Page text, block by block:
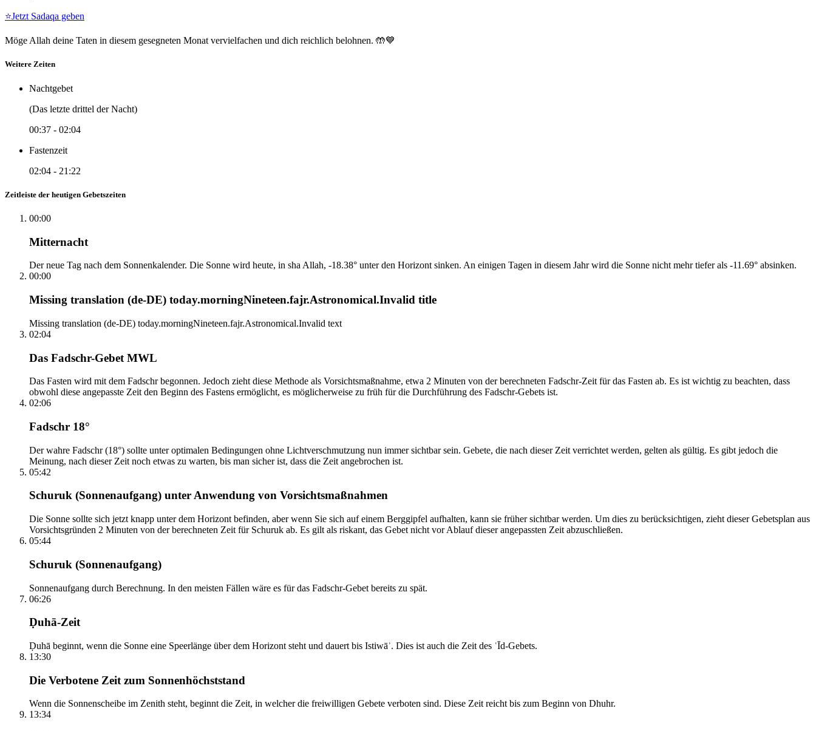
⭐Jetzt Sadaqa geben
Möge Allah deine Taten in diesem gesegneten Monat vervielfachen und dich reichlich belohnen. 🤲💙
Weitere Zeiten
Nachtgebet
(Das letzte drittel der Nacht)
00:37 - 02:04
Fastenzeit
02:04 - 21:22
Zeitleiste der heutigen Gebetszeiten
00:00
Mitternacht
Der neue Tag nach dem Sonnenkalender. Die Sonne wird heute, in sha Allah, -18.38° unter den Horizont sinken. An einigen Tagen in diesem Jahr wird die Sonne nicht mehr tiefer als -11.69° absinken.
00:00
Missing translation (de-DE) today.morningNineteen.fajr.Astronomical.Invalid title
Missing translation (de-DE) today.morningNineteen.fajr.Astronomical.Invalid text
02:04
Das Fadschr-Gebet MWL
Das Fasten wird mit dem Fadschr begonnen. Jedoch zieht diese Methode als Vorsichtsmaßnahme, etwa 2 Minuten von der berechneten Fadschr-Zeit für das Fasten ab. Es ist wichtig zu beachten, dass
obwohl diese angepasste Zeit den Beginn des Fastens ermöglicht, es möglicherweise zu früh für die Durchführung des Fadschr-Gebets ist.
02:06
Fadschr 18°
Der wahre Fadschr (18°) sollte unter optimalen Bedingungen ohne Lichtverschmutzung nun immer sichtbar sein. Gebete, die nach dieser Zeit verrichtet werden, gelten als gültig. Es gibt jedoch die
Meinung, nach dieser Zeit noch etwas zu warten, bis man sicher ist, dass die Zeit angebrochen ist.
05:42
Schuruk (Sonnenaufgang) unter Anwendung von Vorsichtsmaßnahmen
Die Sonne sollte sich jetzt knapp unter dem Horizont befinden, aber wenn Sie sich auf einem Berggipfel aufhalten, kann sie früher sichtbar werden. Um dies zu berücksichtigen, zieht dieser Gebetsplan aus
Vorsichtsgründen 2 Minuten von der berechneten Zeit für Schuruk ab. Es gilt als riskant, das Gebet nicht vor Ablauf dieser angepassten Zeit abzuschließen.
05:44
Schuruk (Sonnenaufgang)
Sonnenaufgang durch Berechnung. In den meisten Fällen wäre es für das Fadschr-Gebet bereits zu spät.
06:26
Ḍuhā-Zeit
Ḍuhā beginnt, wenn die Sonne eine Speerlänge über dem Horizont steht und dauert bis Istiwāʾ. Dies ist auch die Zeit des ʿĪd-Gebets.
13:30
Die Verbotene Zeit zum Sonnenhöchststand
Wenn die Sonnenscheibe im Zenith steht, beginnt die Zeit, in welcher die freiwilligen Gebete verboten sind. Diese Zeit reicht bis zum Beginn von Dhuhr.
13:34